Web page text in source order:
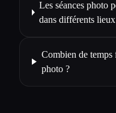
Les séances photo
dans différents
Combien de temps
photo ?